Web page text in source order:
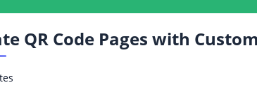
QR Code Pages with